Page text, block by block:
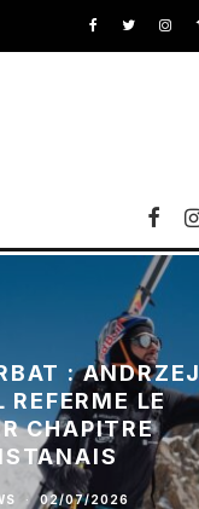
: ANDRZEJ
REFERME LE
CHAPITRE
· 02/07/2026